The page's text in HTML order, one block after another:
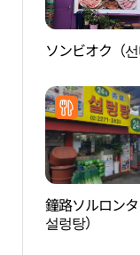
ソンビオク（선
鐘路ソルロン
설렁탕）